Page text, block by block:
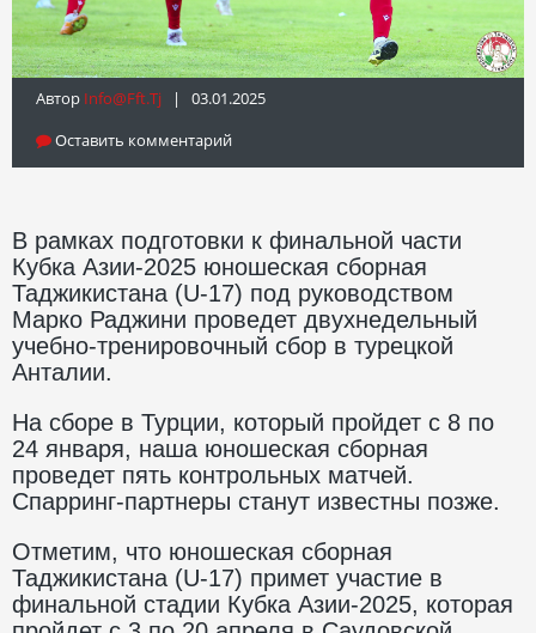
Автор Info@fft.tj | 03.01.2025
Оставить комментарий
В рамках подготовки к финальной части
Кубка Азии-2025 юношеская сборная
Таджикистана (U-17) под руководством
Марко Раджини проведет двухнедельный
учебно-тренировочный сбор в турецкой
Анталии.
На сборе в Турции, который пройдет с 8 по
24 января, наша юношеская сборная
проведет пять контрольных матчей.
Спарринг-партнеры станут известны позже.
Отметим, что юношеская сборная
Таджикистана (U-17) примет участие в
финальной стадии Кубка Азии-2025, которая